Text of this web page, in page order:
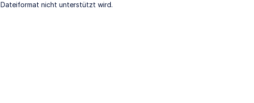
Dateiformat nicht unterstützt wird.